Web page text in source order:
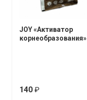
JOY «Активатор
корнеобразования»
140